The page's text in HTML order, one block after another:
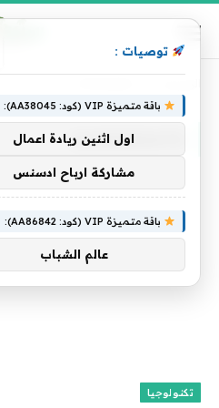
GAMERGATE
تكنولوجيا
توصيات :
باقة متميزة VIP (كود: AA38045):
اول اثنين ريادة اعمال
مشاركة ارباح ادسنس
باقة متميزة VIP (كود: AA86842):
عالم الشباب